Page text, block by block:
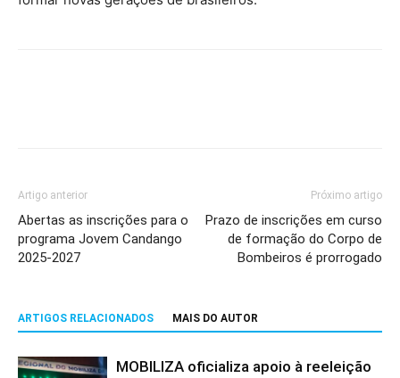
Artigo anterior
Abertas as inscrições para o
programa Jovem Candango
2025-2027
Próximo artigo
Prazo de inscrições em curso
de formação do Corpo de
Bombeiros é prorrogado
ARTIGOS RELACIONADOS MAIS DO AUTOR
MOBILIZA oficializa apoio à reeleição